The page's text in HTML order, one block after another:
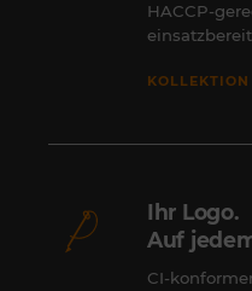
HACCP-
Ihr Logo.
Auf
CI-